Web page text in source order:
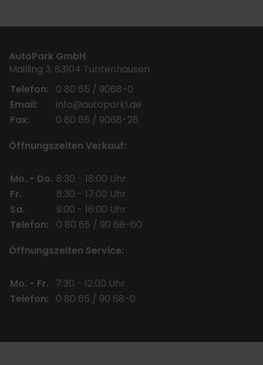
AutoPark GmbH
Mailling 3, 83104 Tuntenhausen
Telefon:
0 80 65 / 9068-0
Email:
info@autopark1.de
Fax:
0 80 65 / 9068-28
Öffnungszeiten Verkauf:
Mo. - Do. 8:30 - 18:00 Uhr
Fr.
8:30 - 17:00 Uhr
Sa.
9:00 - 16:00 Uhr
Telefon:
0 80 65 / 90 68-60
Öffnungszeiten Service:
Mo. - Fr.
7:30 - 12:00 Uhr
Telefon:
0 80 65 / 90 68-0